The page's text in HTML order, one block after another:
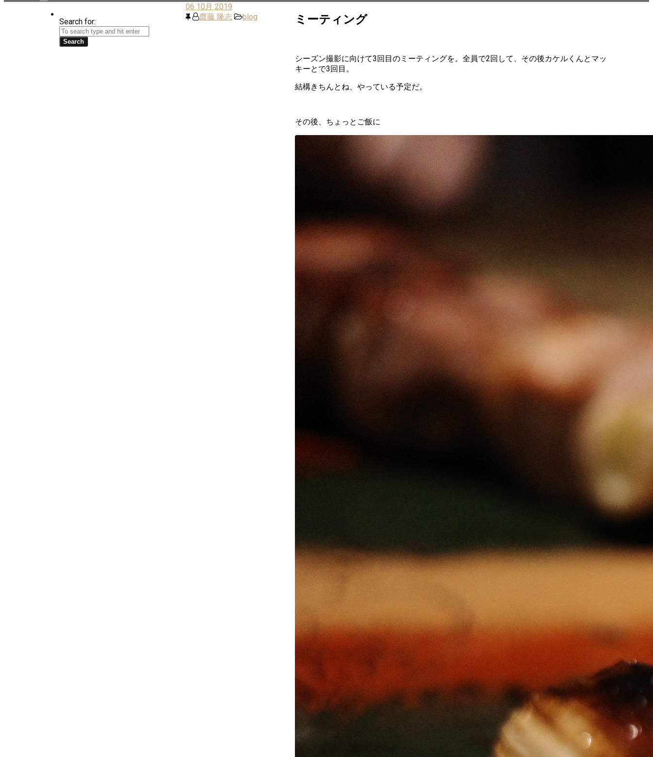
06 10月 2019
齋藤 隆志
blog ミーティング
シーズン撮影に向けて3回目のミーティングを。全員で2回して、その後カケルくんとマッ
キーとで3回目。
結構きちんとね、やっている予定だ。
その後、ちょっとご飯に
Search for: